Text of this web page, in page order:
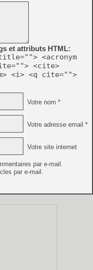
et attributs HTML:
<acronym
<cite>
<i> <q cite="">
Votre nom *
Votre adresse email *
Votre site internet
par e-mail.
par e-mail.